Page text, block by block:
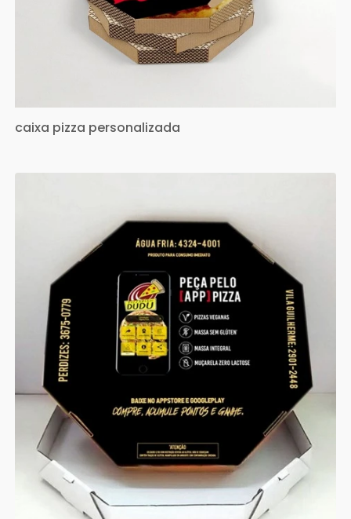
caixa pizza personalizada